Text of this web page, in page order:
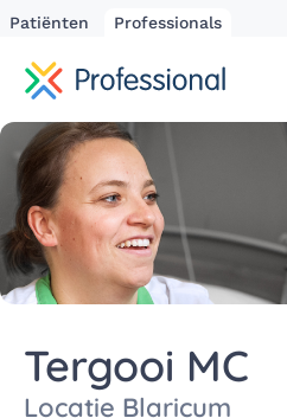
Patiënten Professionals
Tergooi MC
Locatie Blaricum